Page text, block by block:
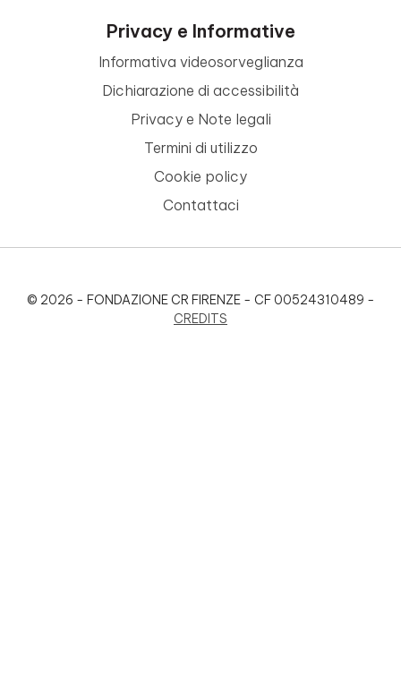
Privacy e Informative
Informativa videosorveglianza
Dichiarazione di accessibilità
Privacy e Note legali
Termini di utilizzo
Cookie policy
Contattaci
© 2026 - FONDAZIONE CR FIRENZE - CF 00524310489 -
CREDITS